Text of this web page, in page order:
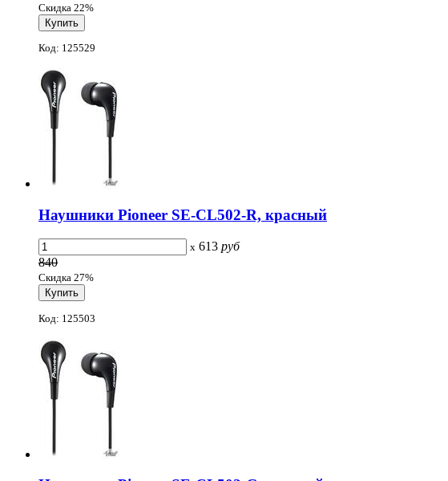
Скидка 22%
Код: 125529
Наушники Pioneer SE-CL502-R, красный
x 613 руб
840
Скидка 27%
Код: 125503